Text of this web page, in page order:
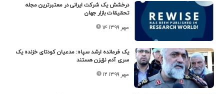
درخشش یک شرکت ایرانی در معتبرترین مجله
تحقیقات بازار جهان
۱۴ مهر ۱۳۹۹
یک فرمانده ارشد سپاه: مدعیان کودتای خزنده یک
سری آدم نق‌زن هستند
۱۲ مهر ۱۳۹۹